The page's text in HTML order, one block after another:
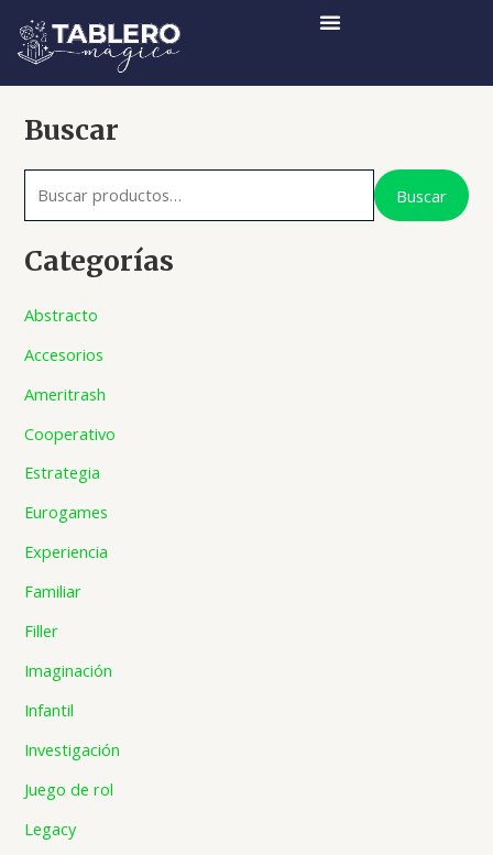
contenido
Buscar
B
c
a
p
o
Buscar
Categorías
Abstracto
Accesorios
Ameritrash
Cooperativo
Estrategia
Eurogames
Experiencia
Familiar
Filler
Imaginación
Infantil
Investigación
Juego de rol
Legacy